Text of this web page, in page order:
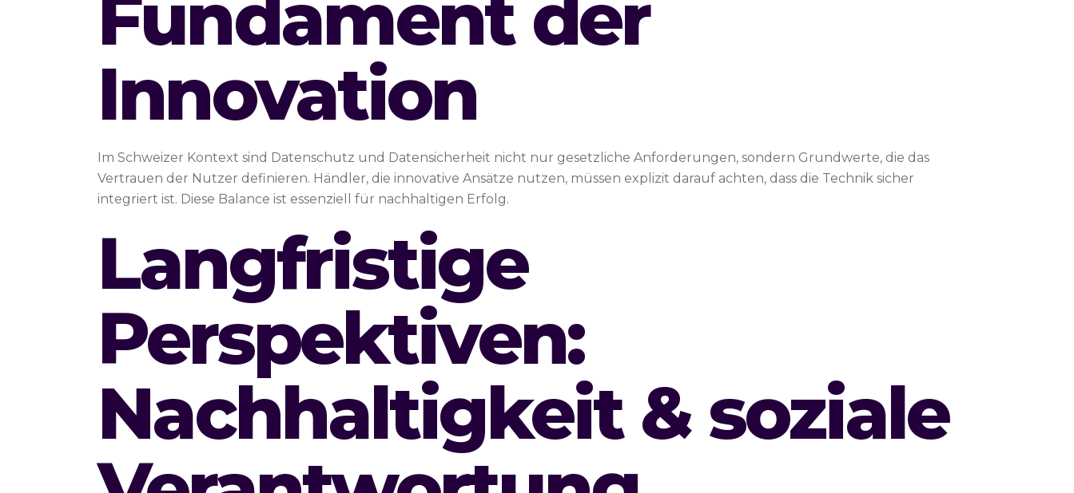
Fundament der
Innovation
Im Schweizer Kontext sind Datenschutz und Datensicherheit nicht nur gesetzliche Anforderungen, sondern Grundwerte, die das
Vertrauen der Nutzer definieren. Händler, die innovative Ansätze nutzen, müssen explizit darauf achten, dass die Technik sicher
integriert ist. Diese Balance ist essenziell für nachhaltigen Erfolg.
Langfristige
Perspektiven:
Nachhaltigkeit & soziale